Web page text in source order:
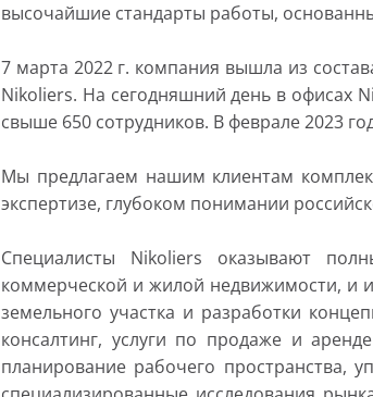
высочайшие стандарты работы,
7 марта 2022 г. компания вышла из
Nikoliers. На сегодняшний день в офисах
свыше 650 сотрудников. В феврале 2023
Мы предлагаем нашим клиентам
экспертизе, глубоком понимании
Специалисты Nikoliers оказывают
коммерческой и жилой недвижимости, и
земельного участка и разработки
консалтинг, услуги по продаже и
планирование рабочего пространства,